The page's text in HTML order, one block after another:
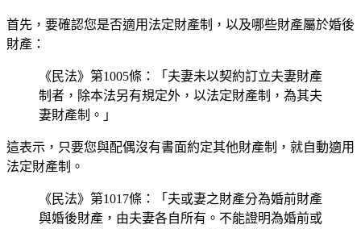
首先，要確認您是否適用法定財產制，以及哪些財產屬於婚後
財產：
《民法》第1005條：「夫妻未以契約訂立夫妻財產
制者，除本法另有規定外，以法定財產制，為其夫
妻財產制。」
這表示，只要您與配偶沒有書面約定其他財產制，就自動適用
法定財產制。
《民法》第1017條：「夫或妻之財產分為婚前財產
與婚後財產，由夫妻各自所有。不能證明為婚前或